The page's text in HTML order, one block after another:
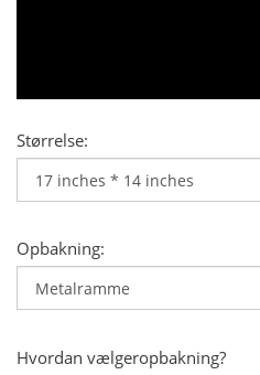
Størrelse:
Opbakning:
Hvordan vælgeropbakning?